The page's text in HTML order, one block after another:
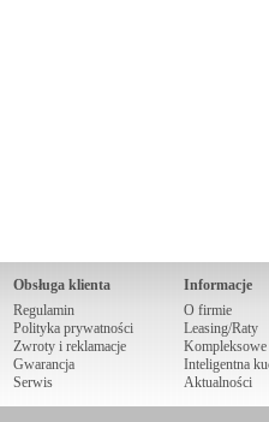
Obsługa klienta
Regulamin
Polityka prywatności
Zwroty i reklamacje
Gwarancja
Serwis
Informacje
O firmie
Leasing/Raty
Kompleksowe
Inteligentna
Aktualności